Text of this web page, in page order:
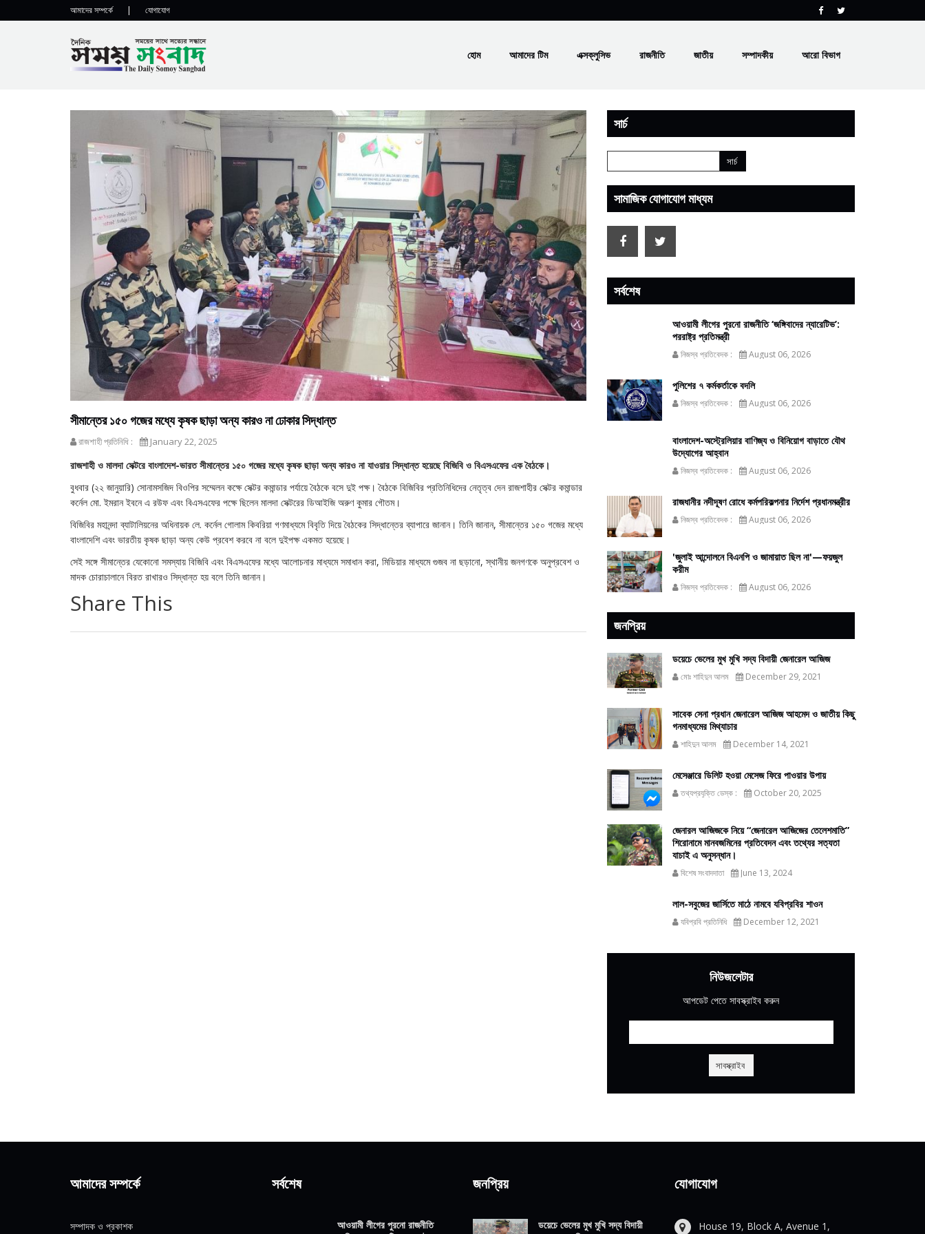
আমাদের সম্পর্কে | যোগাযোগ
হোম আমাদের টিম এক্সক্লুসিভ রাজনীতি জাতীয় সম্পাদকীয় আরো বিভাগ
সীমান্তের ১৫০ গজের মধ্যে কৃষক ছাড়া অন্য কারও না ঢোকার সিদ্ধান্ত
রাজশাহী প্রতিনিধি : January 22, 2025
রাজশাহী ও মালদা সেক্টরে বাংলাদেশ-ভারত সীমান্তের ১৫০ গজের মধ্যে কৃষক ছাড়া অন্য কারও না যাওয়ার সিদ্ধান্ত হয়েছে বিজিবি ও বিএসএফের এক বৈঠকে।
বুধবার (২২ জানুয়ারি) সোনামসজিদ বিওপির সম্মেলন কক্ষে সেক্টর কমান্ডার পর্যায়ে বৈঠকে বসে দুই পক্ষ। বৈঠকে বিজিবির প্রতিনিধিদের নেতৃত্ব দেন রাজশাহীর সেক্টর কমান্ডার
কর্নেল মো. ইমরান ইবনে এ রউফ এবং বিএসএফের পক্ষে ছিলেন মালদা সেক্টরের ডিআইজি অরুণ কুমার গৌতম।
বিজিবির মহানন্দা ব্যাটালিয়নের অধিনায়ক লে. কর্নেল গোলাম কিবরিয়া গণমাধ্যমে বিবৃতি দিয়ে বৈঠকের সিদ্ধান্তের ব্যাপারে জানান। তিনি জানান, সীমান্তের ১৫০ গজের মধ্যে
বাংলাদেশি এবং ভারতীয় কৃষক ছাড়া অন্য কেউ প্রবেশ করবে না বলে দুইপক্ষ একমত হয়েছে।
সেই সঙ্গে সীমান্তের যেকোনো সমস্যায় বিজিবি এবং বিএসএফের মধ্যে আলোচনার মাধ্যমে সমাধান করা, মিডিয়ার মাধ্যমে গুজব না ছড়ানো, স্থানীয় জনগণকে অনুপ্রবেশ ও
মাদক চোরাচালানে বিরত রাখারও সিদ্ধান্ত হয় বলে তিনি জানান।
Share This
সার্চ
সামাজিক যোগাযোগ মাধ্যম
সর্বশেষ
আওয়ামী লীগের পুরনো রাজনীতি ‘জঙ্গিবাদের ন্যারেটিভ’:
পররাষ্ট্র প্রতিমন্ত্রী
নিজস্ব প্রতিবেদক : August 06, 2026
পুলিশের ৭ কর্মকর্তাকে বদলি
নিজস্ব প্রতিবেদক : August 06, 2026
বাংলাদেশ-অস্ট্রেলিয়ার বাণিজ্য ও বিনিয়োগ বাড়াতে যৌথ
উদ্যোগের আহ্বান
নিজস্ব প্রতিবেদক : August 06, 2026
রাজধানীর নদীদূষণ রোধে কর্মপরিকল্পনার নির্দেশ প্রধানমন্ত্রীর
নিজস্ব প্রতিবেদক : August 06, 2026
'জুলাই আন্দোলনে বিএনপি ও জামায়াত ছিল না'—ফয়জুল
করীম
নিজস্ব প্রতিবেদক : August 06, 2026
জনপ্রিয়
ডয়েচে ভেলের মুখ মুখি সদ্য বিদায়ী জেনারেল আজিজ
মোঃ শাহিদুন আলম December 29, 2021
সাবেক সেনা প্রধান জেনারেল আজিজ আহমেদ ও জাতীয় কিছু
গনমাধ্যমের মিথ্যাচার
শাহিদুন আলম December 14, 2021
মেসেঞ্জারে ডিলিট হওয়া মেসেজ ফিরে পাওয়ার উপায়
তথ্যপ্রযুক্তি ডেস্ক : October 20, 2025
জেনারল আজিজকে নিয়ে “জেনারেল আজিজের তেলেশমাতি”
শিরোনামে মানবজমিনের প্রতিবেদন এবং তথ্যের সত্যতা
যাচাই এ অনুসন্ধান।
বিশেষ সংবাদদাতা June 13, 2024
লাল-সবুজের জার্সিতে মাঠে নামবে যবিপ্রবির শাওন
যবিপ্রবি প্রতিনিধি December 12, 2021
নিউজলেটার
আপডেট পেতে সাবস্ক্রাইব করুন
আমাদের সম্পর্কে
সম্পাদক ও প্রকাশক
সর্বশেষ
আওয়ামী লীগের পুরনো রাজনীতি
জনপ্রিয়
ডয়েচে ভেলের মুখ মুখি সদ্য বিদায়ী
যোগাযোগ
House 19, Block A, Avenue 1,